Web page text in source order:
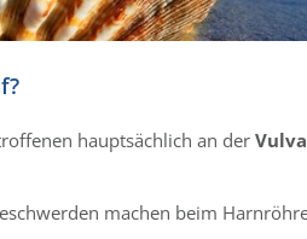
hauptsächlich an der Vulva
machen beim